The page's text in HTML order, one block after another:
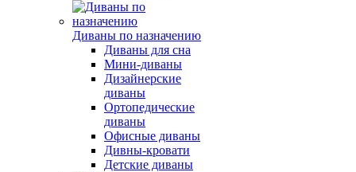
Диваны по назначению
Диваны для сна
Мини-диваны
Дизайнерские
диваны
Ортопедические
диваны
Офисные диваны
Дивны-кровати
Детские диваны